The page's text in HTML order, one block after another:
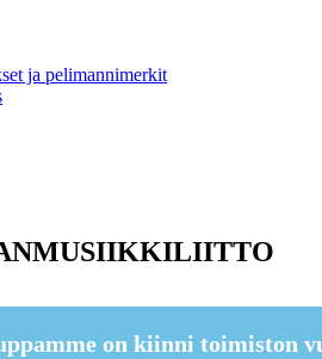
ja pelimannimerkit
on kiinni toimiston